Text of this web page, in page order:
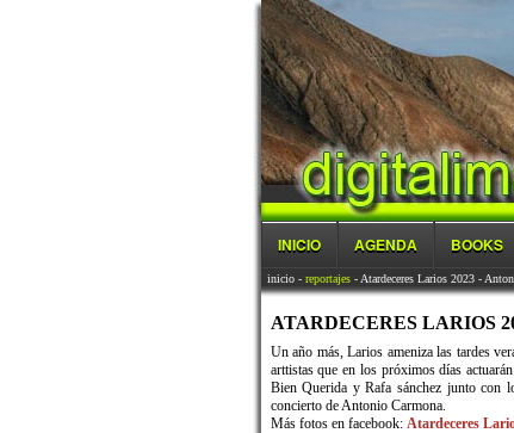
INICIO AGENDA BOOKS
inicio- reportajes- Atardeceres Larios 2023 -
ATARDECERES LARIOS
Un año más, Larios ameniza las tardes
arttistas que en los próximos días
Bien Querida y Rafa sánchez junto con
concierto de Antonio Carmona.
Más fotos en facebook: Atardeceres